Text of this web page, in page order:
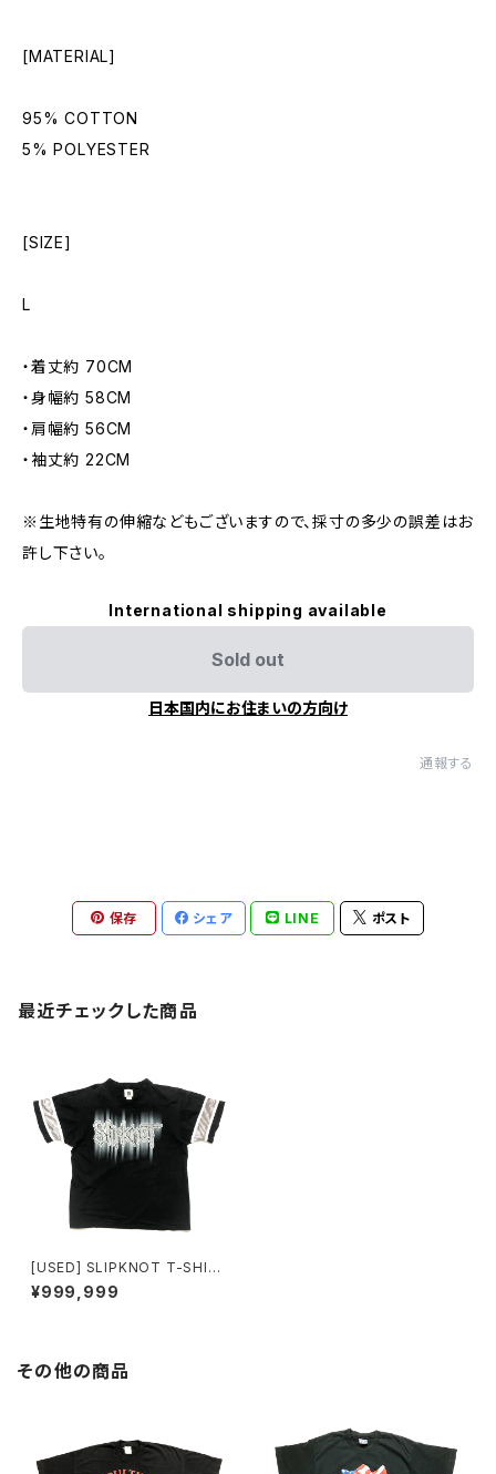
[MATERIAL]
95% COTTON
5% POLYESTER
[SIZE]
L
・着丈約 70CM
・身幅約 58CM
・肩幅約 56CM
・袖丈約 22CM
※生地特有の伸縮などもございますので、採寸の多少の誤差はお
許し下さい。
International shipping available
Sold out
日本国内にお住まいの方向け
通報する
保存 シェア LINE ポスト
最近チェックした商品
[USED] SLIPKNOT T-SHIR
T 2001 V-NECK
¥999,999
その他の商品